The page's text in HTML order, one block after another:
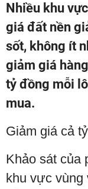
Nhiều khu
giá đất nền
sốt, không ít
giảm giá
tỷ đồng mỗi
mua.
Giảm giá cả
Khảo sát của
khu vực vùng